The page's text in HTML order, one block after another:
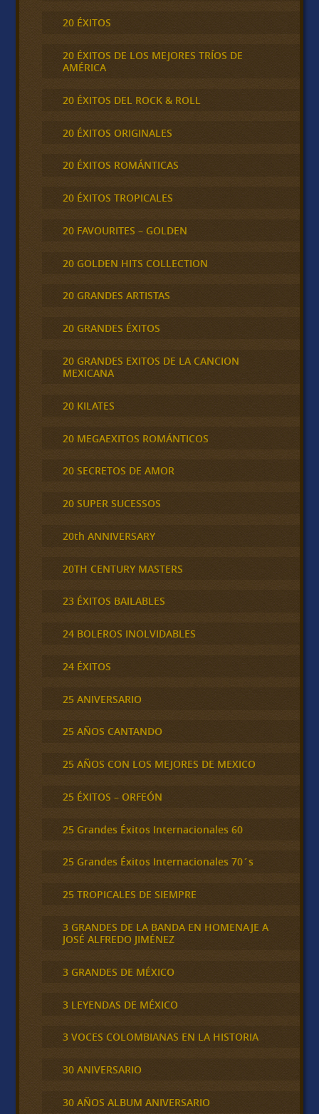
20 ÉXITOS
20 ÉXITOS DE LOS MEJORES TRÍOS DE
AMÉRICA
20 ÉXITOS DEL ROCK & ROLL
20 ÉXITOS ORIGINALES
20 ÉXITOS ROMÁNTICAS
20 ÉXITOS TROPICALES
20 FAVOURITES – GOLDEN
20 GOLDEN HITS COLLECTION
20 GRANDES ARTISTAS
20 GRANDES ÉXITOS
20 GRANDES EXITOS DE LA CANCION
MEXICANA
20 KILATES
20 MEGAEXITOS ROMÁNTICOS
20 SECRETOS DE AMOR
20 SUPER SUCESSOS
20th ANNIVERSARY
20TH CENTURY MASTERS
23 ÉXITOS BAILABLES
24 BOLEROS INOLVIDABLES
24 ÉXITOS
25 ANIVERSARIO
25 AÑOS CANTANDO
25 AÑOS CON LOS MEJORES DE MEXICO
25 ÉXITOS – ORFEÓN
25 Grandes Éxitos Internacionales 60
25 Grandes Éxitos Internacionales 70´s
25 TROPICALES DE SIEMPRE
3 GRANDES DE LA BANDA EN HOMENAJE A
JOSÉ ALFREDO JIMÉNEZ
3 GRANDES DE MÉXICO
3 LEYENDAS DE MÉXICO
3 VOCES COLOMBIANAS EN LA HISTORIA
30 ANIVERSARIO
30 AÑOS ALBUM ANIVERSARIO